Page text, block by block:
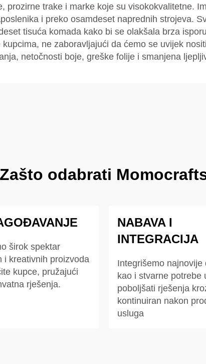
prozirne trake i marke koje su visokokvalitetne.
i preko osamdeset naprednih strojeva.
tisuća komada kako bi se olakšala brza
ne zaboravljajući da ćemo se uvijek
netočnosti boje, greške folije i smanjena
Zašto odabrati
širok spektar
i kreativnih proizvoda
kupce, pružajući
rješenja.
NABAVA I
INTEGRACIJA
Integrišemo najnovije
kao i stvarne potrebe
poboljšati rješenja
kontinuiran nakon
usluga